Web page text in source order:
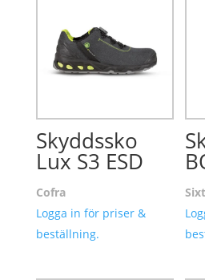
Skyddssko
Lux S3 ESD
Cofra
Logga in för priser &
beställning.